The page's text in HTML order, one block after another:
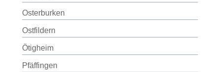
Osterburken
Ostfildern
Ötigheim
Pfäffingen